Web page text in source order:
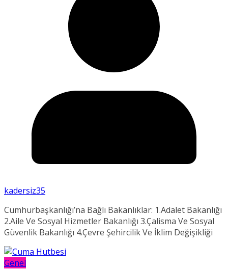
kadersiz35
Cumhurbaşkanlığı’na Bağlı Bakanlıklar: 1.Adalet Bakanlığı
2.Aile Ve Sosyal Hizmetler Bakanlığı 3.Çalisma Ve Sosyal
Güvenlik Bakanlığı 4.Çevre Şehircilik Ve İklim Değişikliği
Genel